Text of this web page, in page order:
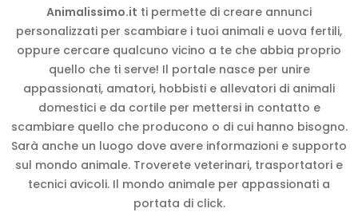
Animalissimo.it ti permette di creare annunci
personalizzati per scambiare i tuoi animali e uova fertili,
oppure cercare qualcuno vicino a te che abbia proprio
quello che ti serve! Il portale nasce per unire
appassionati, amatori, hobbisti e allevatori di animali
domestici e da cortile per mettersi in contatto e
scambiare quello che producono o di cui hanno bisogno.
Sarà anche un luogo dove avere informazioni e supporto
sul mondo animale. Troverete veterinari, trasportatori e
tecnici avicoli. Il mondo animale per appassionati a
portata di click.